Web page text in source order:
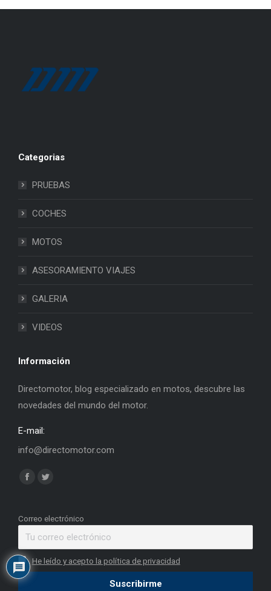
Categorias
PRUEBAS
COCHES
MOTOS
ASESORAMIENTO VIAJES
GALERIA
VIDEOS
Información
Directomotor, blog especializado en motos, descubre las
novedades del mundo del motor.
E-mail:
info@directomotor.com
Find us on:
Facebook
opens
new
window
Twitter
opens
window
Correo electrónico
He leído y acepto la política de privacidad